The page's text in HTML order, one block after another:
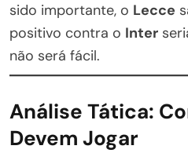
sido importante, o Lecce
positivo contra o Inter
não será fácil.
Análise Tática:
Devem Jogar